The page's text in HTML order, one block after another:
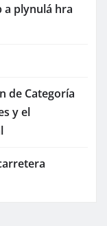
a plynulá hra
de Categoría
y el